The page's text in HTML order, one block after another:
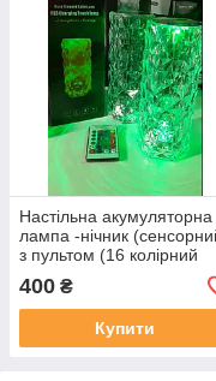
Настільна акумуляторна
лампа -нічник
з пультом (16 колірний
режим)
400 ₴
Купити